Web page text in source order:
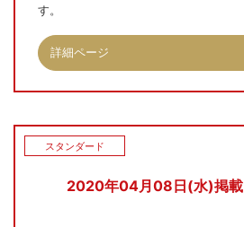
す。
詳細ページ
2020年04月08日(水)掲載
スタンダード